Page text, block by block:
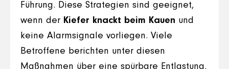
Führung. Diese Strategien sind geeignet,
wenn der Kiefer knackt beim Kauen und
keine Alarmsignale vorliegen. Viele
Betroffene berichten unter diesen
Maßnahmen über eine spürbare Entlastung.